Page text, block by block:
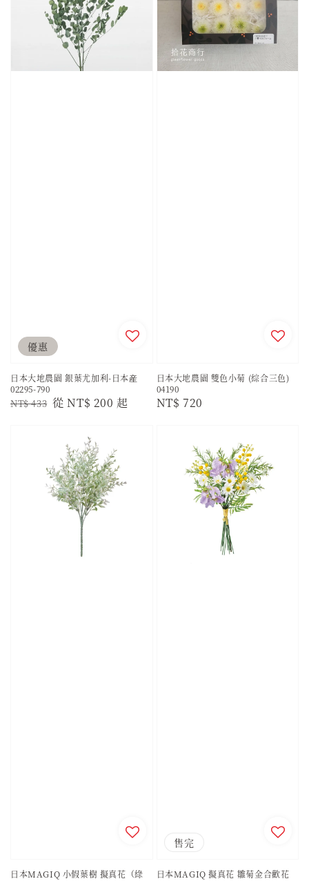
優惠
日本大地農園 銀葉尤加利-日本産
02295-790
Regular
NT$ 433 Sale
從NT$ 200 起
日本大地農園 雙色小菊 (綜合三色)
04190
Regular
NT$ 720
日本MAGIQ 小假葉樹 擬真花（綠
售完
日本MAGIQ 擬真花 雛菊金合歡花